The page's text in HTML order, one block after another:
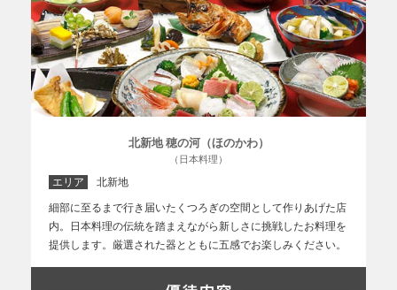
北新地 穂の河（ほのかわ）
（日本料理）
エリア
北新地
細部に至るまで行き届いたくつろぎの空間として作りあげた店
内。日本料理の伝統を踏まえながら新しさに挑戦したお料理を
提供します。厳選された器とともに五感でお楽しみください。